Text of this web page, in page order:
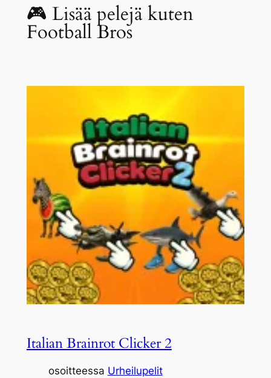
🎮 Lisää pelejä kuten
Football Bros
Italian Brainrot Clicker 2
osoitteessa Urheilupelit